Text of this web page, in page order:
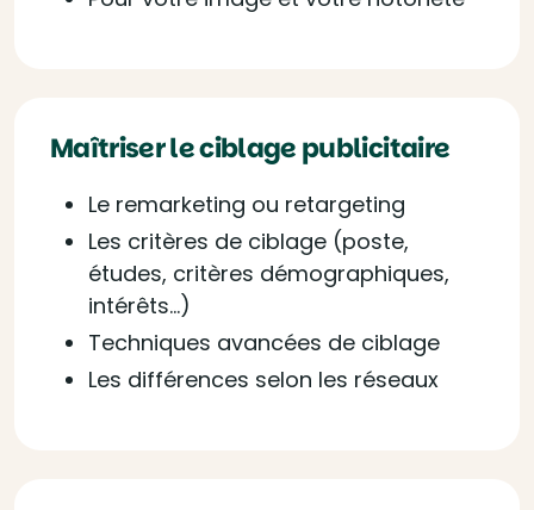
Maîtriser le ciblage publicitaire
Le remarketing ou retargeting
Les critères de ciblage (poste,
études, critères démographiques,
intérêts…)
Techniques avancées de ciblage
Les différences selon les réseaux